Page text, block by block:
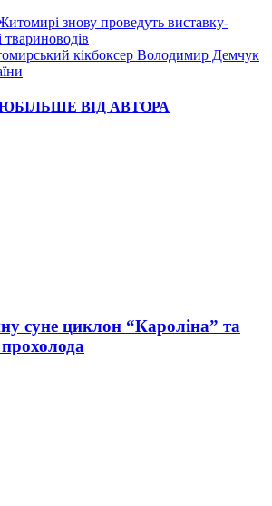
знову проведуть виставку-
твариноводів
кікбоксер Володимир Демчук
БІЛЬШЕ ВІД АВТОРА
суне циклон “Кароліна” та